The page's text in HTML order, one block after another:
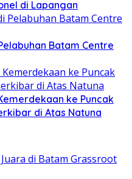
di Lapangan
Batam Centre
ke Puncak
di Atas Natuna